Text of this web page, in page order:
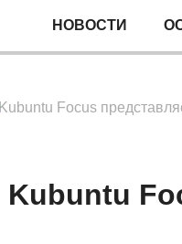
НОВОСТИ
Kubuntu Focus
Kubuntu